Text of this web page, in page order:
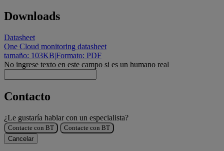
Downloads
Datasheet
One Cloud monitoring datasheet
tamaño: 103KB|Formato: PDF
No ingrese texto en este campo si es un humano real
Contacto
¿Le gustaría hablar con un especialista?
Contacte con BT
Contacte con BT
Cancelar